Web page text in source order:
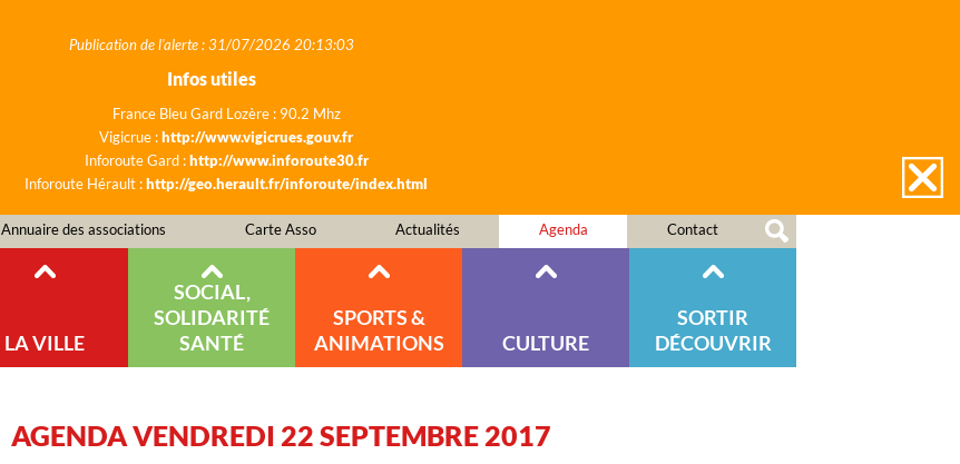
Publication de l'alerte : 31/07/2026 20:13:03
Infos utiles
France Bleu Gard Lozère : 90.2 Mhz
Vigicrue :http://www.vigicrues.gouv.fr
Inforoute Gard :http://www.inforoute30.fr
Inforoute Hérault :http://geo.herault.fr/inforoute/index.html
Annuaire des associations Carte Asso Actualités Agenda Contact
LA VILLE
SOCIAL,
SOLIDARITÉ
SANTÉ
SPORTS &
ANIMATIONS
CULTURE
SORTIR
DÉCOUVRIR
AGENDA VENDREDI 22 SEPTEMBRE 2017